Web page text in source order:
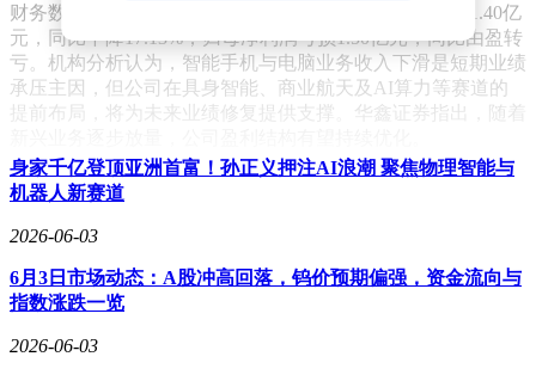
财务数据显示，2026年一季度蓝思科技实现营业收入141.40亿
元，同比下降17.13%；归母净利润亏损1.50亿元，同比由盈转
亏。机构分析认为，智能手机与电脑业务收入下滑是短期业绩
承压主因，但公司在具身智能、商业航天及AI算力等赛道的
提前布局，将为未来业绩修复提供支撑。华鑫证券指出，随着
身家千亿登顶亚洲首富！孙正义押注AI浪潮 聚焦物理智能与
机器人新赛道
2026-06-03
6月3日市场动态：A股冲高回落，钨价预期偏强，资金流向与
指数涨跌一览
2026-06-03